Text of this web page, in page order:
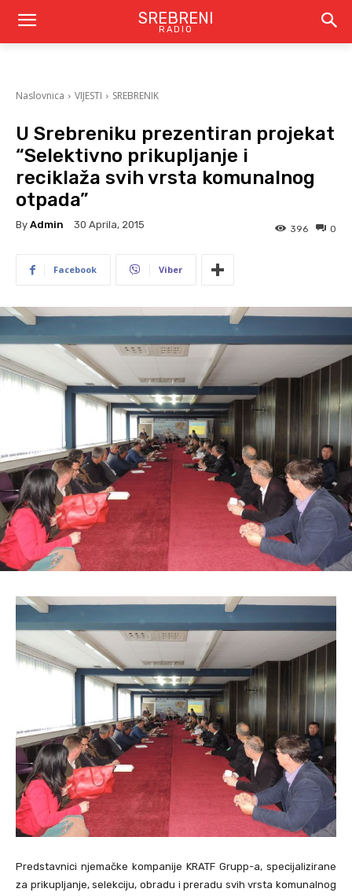
SREBRENI
RADIO
Naslovnica VIJESTI SREBRENIK
U Srebreniku prezentiran projekat
“Selektivno prikupljanje i
reciklaža svih vrsta komunalnog
otpada”
By Admin 30 Aprila, 2015 0
396
Facebook Viber
Predstavnici njemačke kompanije KRATF Grupp-a, specijalizirane
za prikupljanje, selekciju, obradu i preradu svih vrsta komunalnog